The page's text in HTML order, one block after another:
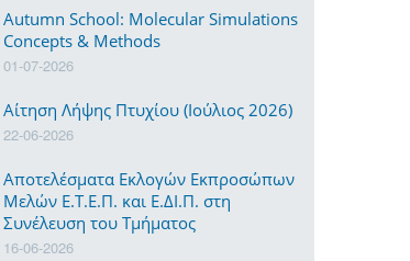
Autumn School: Molecular Simulations
Concepts & Methods
01-07-2026
Αίτηση Λήψης Πτυχίου (Ιούλιος 2026)
22-06-2026
Αποτελέσματα Εκλογών Εκπροσώπων
Μελών Ε.Τ.Ε.Π. και Ε.ΔΙ.Π. στη
Συνέλευση του Τμήματος
16-06-2026